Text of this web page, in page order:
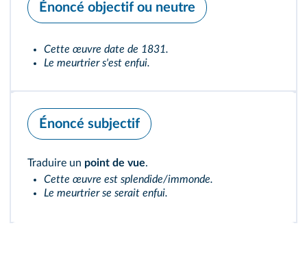
Énoncé objectif ou neutre
Cette œuvre date de 1831.
Le meurtrier s'est enfui.
Énoncé subjectif
Traduire un point de vue.
Cette œuvre est splendide/immonde.
Le meurtrier se serait enfui.